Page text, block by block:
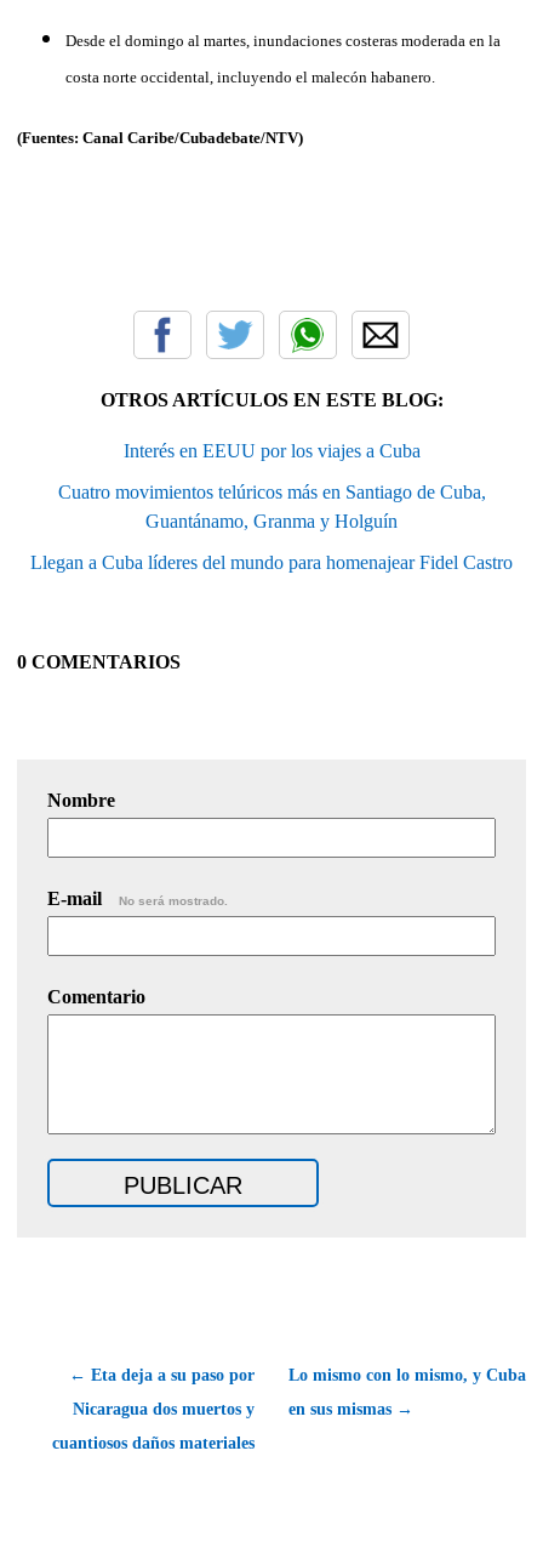
Desde el domingo al martes, inundaciones costeras moderada en la
costa norte occidental, incluyendo el malecón habanero.
(Fuentes: Canal Caribe/Cubadebate/NTV)
OTROS ARTÍCULOS EN ESTE BLOG:
Interés en EEUU por los viajes a Cuba
Cuatro movimientos telúricos más en Santiago de Cuba,
Guantánamo, Granma y Holguín
Llegan a Cuba líderes del mundo para homenajear Fidel Castro
0 COMENTARIOS
Nombre
E-mail No será mostrado.
Comentario
← Eta deja a su paso por
Nicaragua dos muertos y
cuantiosos daños materiales
Lo mismo con lo mismo, y Cuba
en sus mismas →